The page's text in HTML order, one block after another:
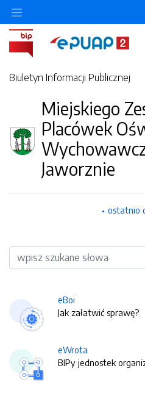
Biuletyn Informacji Publicznej
Miejskiego
Placówek
Jaworznie
ostatnio
Wyszukiwarka
eBoi
Jak załatwić sprawę?
eWrota
BIPy jednostek